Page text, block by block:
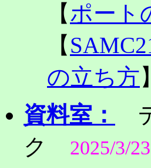
【ポート
【
の立ち方
資料室：
ク
2025/3/